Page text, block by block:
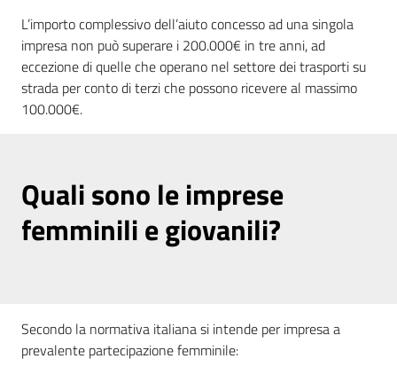
L’importo complessivo dell’aiuto concesso ad una singola
impresa non può superare i 200.000€ in tre anni, ad
eccezione di quelle che operano nel settore dei trasporti su
strada per conto di terzi che possono ricevere al massimo
100.000€.
Quali sono le imprese
femminili e giovanili?
Secondo la normativa italiana si intende per impresa a
prevalente partecipazione femminile: